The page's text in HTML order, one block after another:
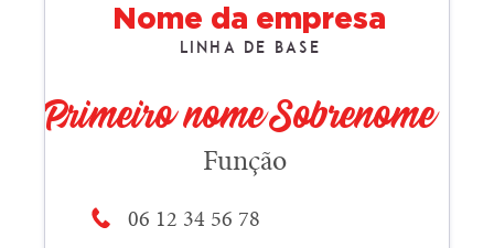
06 12 34 56 78
Função
Primeiro nome Sobrenome
Nome da empresa
Linha de base